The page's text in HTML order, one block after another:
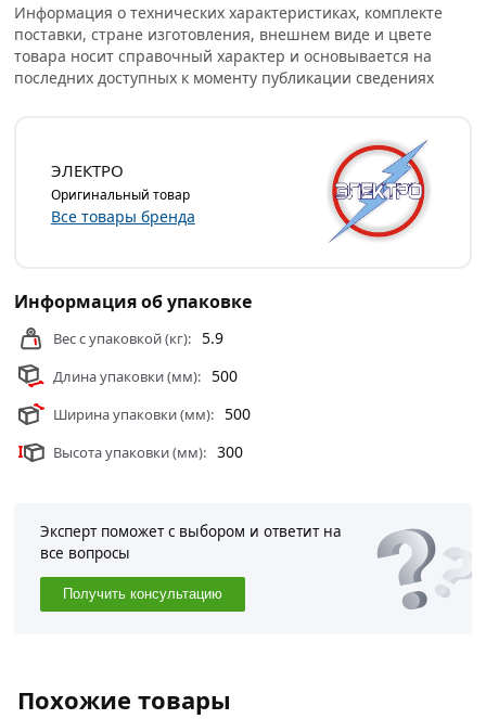
Информация о технических характеристиках, комплекте
поставки, стране изготовления, внешнем виде и цвете
товара носит справочный характер и основывается на
последних доступных к моменту публикации сведениях
ЭЛЕКТРО
Оригинальный товар
Все товары бренда
Информация об упаковке
Вес с упаковкой (кг): 5.9
Длина упаковки (мм): 500
Ширина упаковки (мм): 500
Высота упаковки (мм): 300
Эксперт поможет с выбором и ответит на
все вопросы
Получить консультацию
Похожие товары